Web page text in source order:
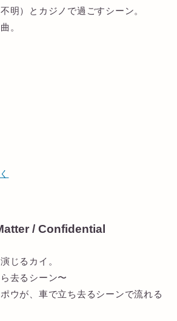
明）とカジノで過ごすシーン。
。
/ Confidential
じるカイ。
去るシーン〜
ウが、車で立ち去るシーンで流れる